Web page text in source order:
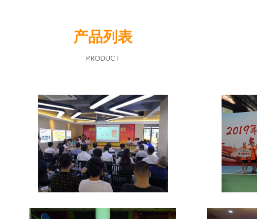
产品列表
PRODUCT